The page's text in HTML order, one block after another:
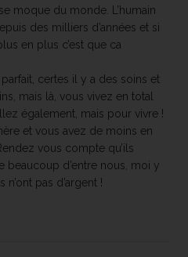
moque du monde. L’humain
des milliers d’années et si
en plus c’est que ca
parfait, certes il y a des soins et
mais là, vous vivez en total
également, mais pour vivre !
et vous avez de moins en
vous compte qu’ils
beaucoup d’entre nous, moi y
n’ont pas d’argent !